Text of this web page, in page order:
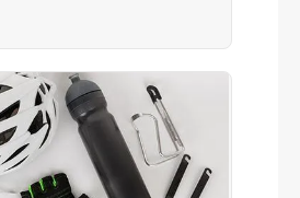
Gewicht
kg (ohne Pedale)